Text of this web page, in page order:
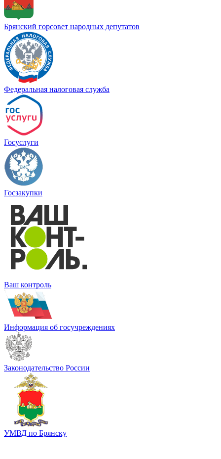
Брянский горсовет народных депутатов
Федеральная налоговая служба
Госуслуги
Госзакупки
Ваш контроль
Информация об госучреждениях
Законодательство России
УМВД по Брянску